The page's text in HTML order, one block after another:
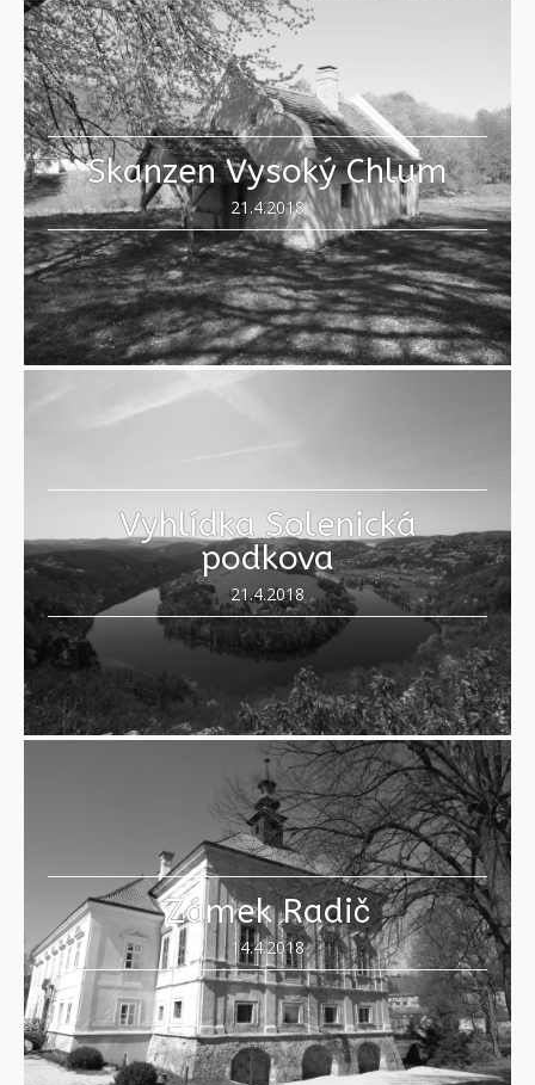
Skanzen Vysoký Chlum
21.4.2018
Vyhlídka Solenická
podkova
21.4.2018
Zámek Radič
14.4.2018